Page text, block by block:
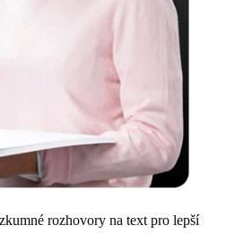
rozhovory na text pro lepší